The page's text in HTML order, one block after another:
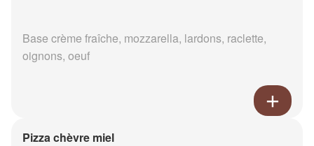
Base crème fraîche, mozzarella, lardons, raclette,
oignons, oeuf
Pizza chèvre miel